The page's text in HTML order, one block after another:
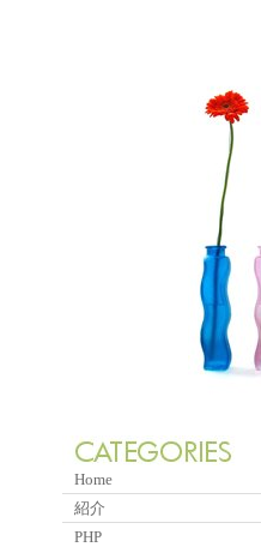
Home
紹介
PHP